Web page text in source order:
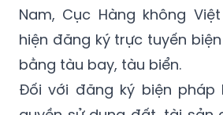
Nam, Cục Hàng không
hiện đăng ký trực tuyến
bằng tàu bay, tàu biển.
Đối với đăng ký biện